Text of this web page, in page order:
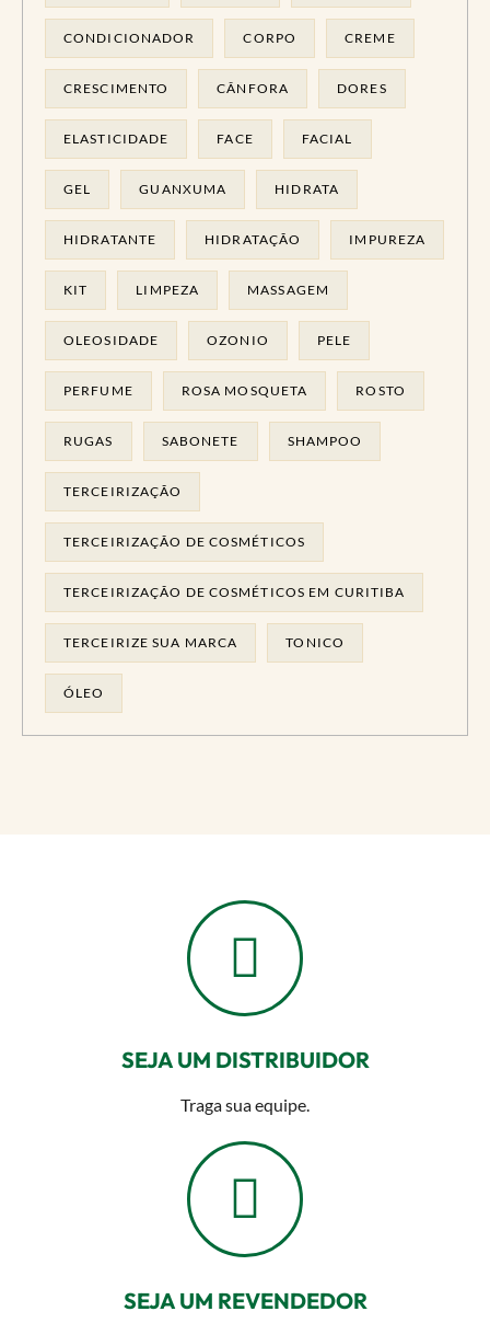
CONDICIONADOR CORPO CREME
CRESCIMENTO CÂNFORA DORES
ELASTICIDADE FACE FACIAL
GEL GUANXUMA HIDRATA
HIDRATANTE HIDRATAÇÃO IMPUREZA
KIT LIMPEZA MASSAGEM
OLEOSIDADE OZONIO PELE
PERFUME ROSA MOSQUETA ROSTO
RUGAS SABONETE SHAMPOO
TERCEIRIZAÇÃO
TERCEIRIZAÇÃO DE COSMÉTICOS
TERCEIRIZAÇÃO DE COSMÉTICOS EM CURITIBA
TERCEIRIZE SUA MARCA TONICO
ÓLEO
SEJA UM DISTRIBUIDOR
Traga sua equipe.
SEJA UM REVENDEDOR